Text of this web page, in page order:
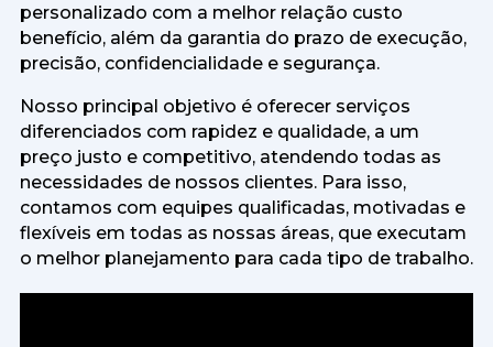
personalizado com a melhor relação custo
benefício, além da garantia do prazo de execução,
precisão, confidencialidade e segurança.
Nosso principal objetivo é oferecer serviços
diferenciados com rapidez e qualidade, a um
preço justo e competitivo, atendendo todas as
necessidades de nossos clientes. Para isso,
contamos com equipes qualificadas, motivadas e
flexíveis em todas as nossas áreas, que executam
o melhor planejamento para cada tipo de trabalho.